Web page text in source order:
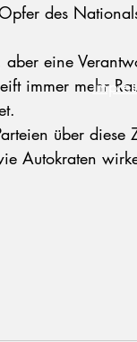
des
eine
immer mehr
über diese
Autokraten